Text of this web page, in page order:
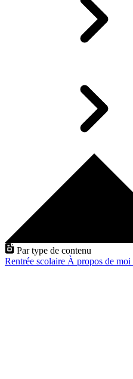
Par type de contenu
Rentrée scolaire À propos de moi